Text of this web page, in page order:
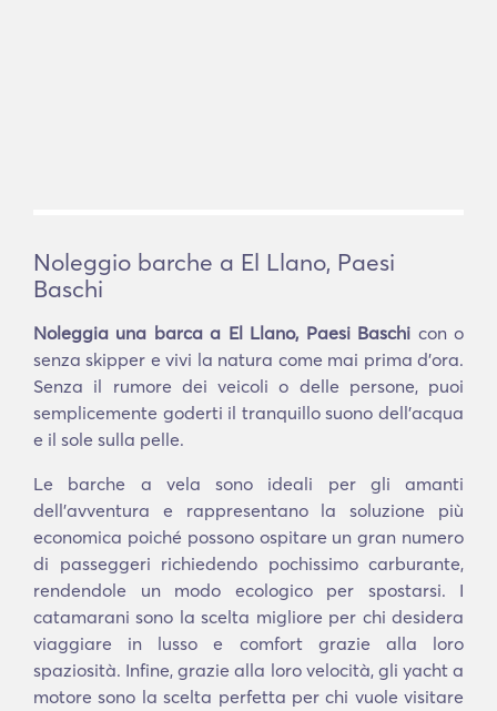
Noleggio barche a El Llano, Paesi
Baschi
Noleggia una barca a El Llano, Paesi Baschi con o
senza skipper e vivi la natura come mai prima d'ora.
Senza il rumore dei veicoli o delle persone, puoi
semplicemente goderti il tranquillo suono dell'acqua
e il sole sulla pelle.
Le barche a vela sono ideali per gli amanti
dell'avventura e rappresentano la soluzione più
economica poiché possono ospitare un gran numero
di passeggeri richiedendo pochissimo carburante,
rendendole un modo ecologico per spostarsi. I
catamarani sono la scelta migliore per chi desidera
viaggiare in lusso e comfort grazie alla loro
spaziosità. Infine, grazie alla loro velocità, gli yacht a
motore sono la scelta perfetta per chi vuole visitare